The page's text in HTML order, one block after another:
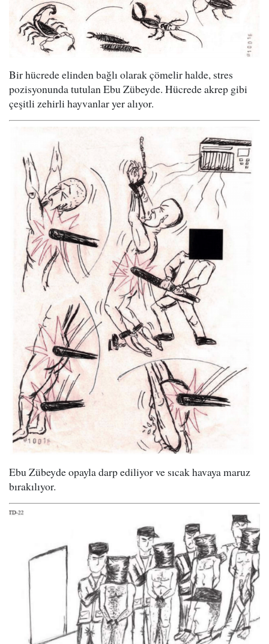
Bir hücrede elinden bağlı olarak çömelir halde, stres
pozisyonunda tutulan Ebu Zübeyde. Hücrede akrep gibi
çeşitli zehirli hayvanlar yer alıyor.
Ebu Zübeyde opayla darp ediliyor ve sıcak havaya maruz
bırakılıyor.